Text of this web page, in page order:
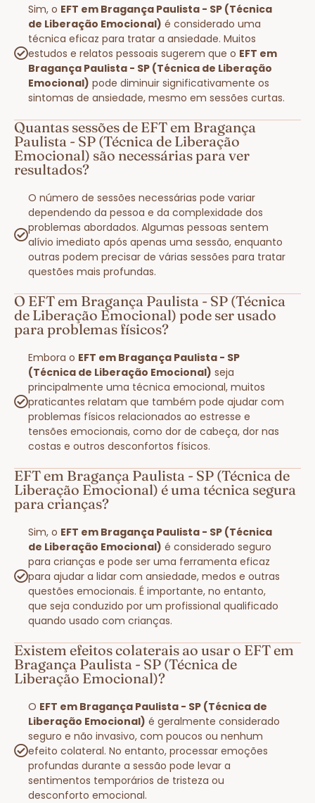
Sim, o EFT em Bragança Paulista - SP (Técnica
de Liberação Emocional) é considerado uma
técnica eficaz para tratar a ansiedade. Muitos
estudos e relatos pessoais sugerem que o EFT em
Bragança Paulista - SP (Técnica de Liberação
Emocional) pode diminuir significativamente os
sintomas de ansiedade, mesmo em sessões curtas.
Quantas sessões de EFT em Bragança
Paulista - SP (Técnica de Liberação
Emocional) são necessárias para ver
resultados?
O número de sessões necessárias pode variar
dependendo da pessoa e da complexidade dos
problemas abordados. Algumas pessoas sentem
alívio imediato após apenas uma sessão, enquanto
outras podem precisar de várias sessões para tratar
questões mais profundas.
O EFT em Bragança Paulista - SP (Técnica
de Liberação Emocional) pode ser usado
para problemas físicos?
Embora o EFT em Bragança Paulista - SP
(Técnica de Liberação Emocional) seja
principalmente uma técnica emocional, muitos
praticantes relatam que também pode ajudar com
problemas físicos relacionados ao estresse e
tensões emocionais, como dor de cabeça, dor nas
costas e outros desconfortos físicos.
EFT em Bragança Paulista - SP (Técnica de
Liberação Emocional) é uma técnica segura
para crianças?
Sim, o EFT em Bragança Paulista - SP (Técnica
de Liberação Emocional) é considerado seguro
para crianças e pode ser uma ferramenta eficaz
para ajudar a lidar com ansiedade, medos e outras
questões emocionais. É importante, no entanto,
que seja conduzido por um profissional qualificado
quando usado com crianças.
Existem efeitos colaterais ao usar o EFT em
Bragança Paulista - SP (Técnica de
Liberação Emocional)?
O EFT em Bragança Paulista - SP (Técnica de
Liberação Emocional) é geralmente considerado
seguro e não invasivo, com poucos ou nenhum
efeito colateral. No entanto, processar emoções
profundas durante a sessão pode levar a
sentimentos temporários de tristeza ou
desconforto emocional.